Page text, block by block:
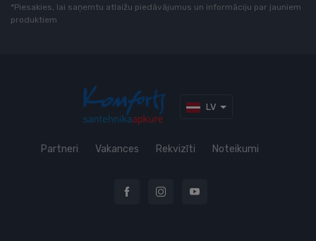
*Piesakies, lai saņemtu atlaižu piedāvājumus un informāciju par jauniem
produktiem
LV
Partneri Vakances Rekvizīti Noteikumi